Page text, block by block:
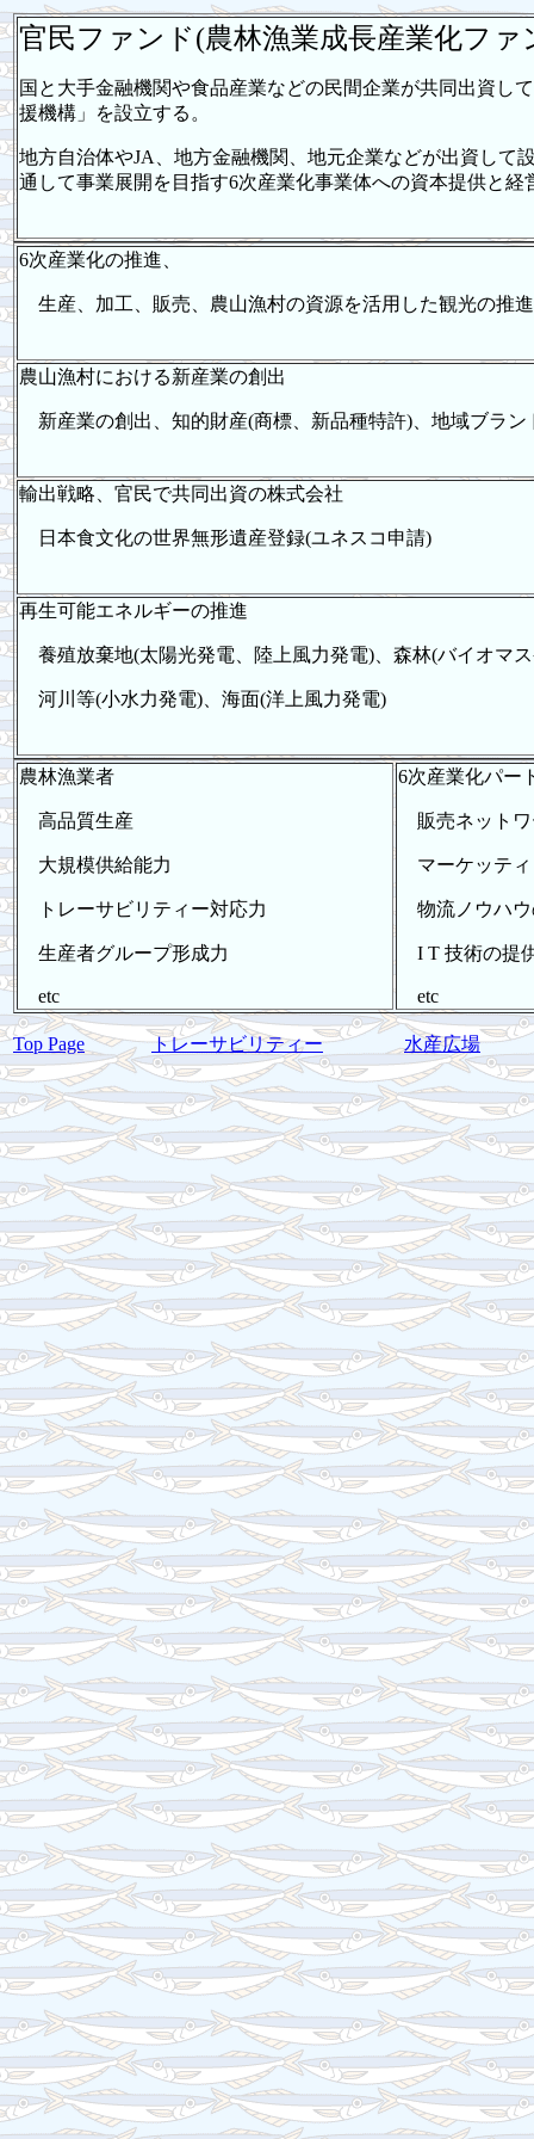
官民ファンド(農林漁業成長産業化ファ
国と大手金融機関や食品産業などの民間企業が共同出資し
援機構」を設立する。
地方自治体やJA、地方金融機関、地元企業などが出資して
通して事業展開を目指す6次産業化事業体への資本提供と経
6次産業化の推進、
生産、加工、販売、農山漁村の資源を活用した観光の推進
農山漁村における新産業の創出
新産業の創出、知的財産(商標、新品種特許)、地域ブラン
輸出戦略、官民で共同出資の株式会社
日本食文化の世界無形遺産登録(ユネスコ申請)
再生可能エネルギーの推進
養殖放棄地(太陽光発電、陸上風力発電)、森林(バイオマ
河川等(小水力発電)、海面(洋上風力発電)
農林漁業者
高品質生産
大規模供給能力
トレーサビリティー対応力
生産者グループ形成力
etc
6次産業化パー
販売ネットワ
マーケッティ
物流ノウハウ
I T 技術の提
etc
Top Page トレーサビリティー 水産広場